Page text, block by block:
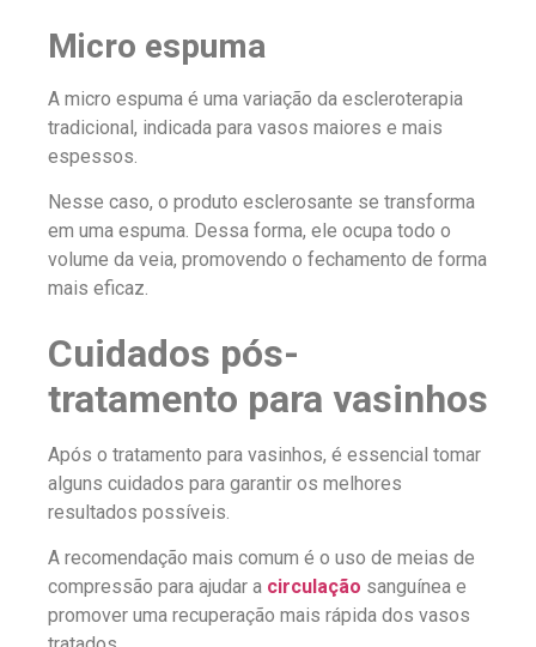
Micro espuma
A micro espuma é uma variação da escleroterapia
tradicional, indicada para vasos maiores e mais
espessos.
Nesse caso, o produto esclerosante se transforma
em uma espuma. Dessa forma, ele ocupa todo o
volume da veia, promovendo o fechamento de forma
mais eficaz.
Cuidados pós-
tratamento para vasinhos
Após o tratamento para vasinhos, é essencial tomar
alguns cuidados para garantir os melhores
resultados possíveis.
A recomendação mais comum é o uso de meias de
compressão para ajudar a circulação sanguínea e
promover uma recuperação mais rápida dos vasos